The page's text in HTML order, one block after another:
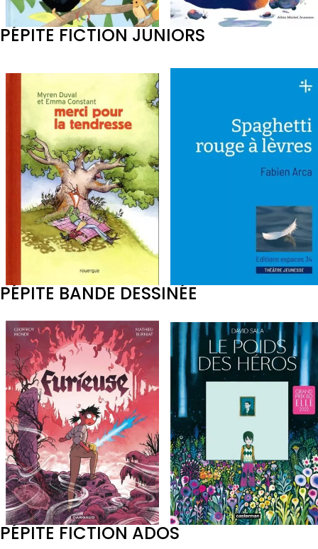
PÉPITE FICTION JUNIORS
PÉPITE BANDE DESSINÉE
PÉPITE FICTION ADOS